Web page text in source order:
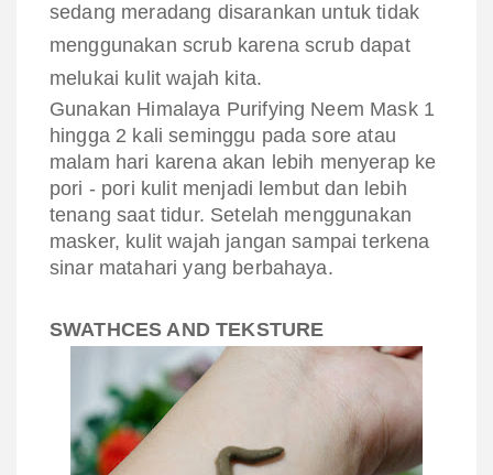
sedang meradang disarankan untuk tidak
menggunakan scrub karena scrub dapat
melukai kulit wajah kita.
Gunakan Himalaya Purifying Neem Mask 1
hingga 2 kali seminggu pada sore atau
malam hari karena akan lebih menyerap ke
pori - pori kulit menjadi lembut dan lebih
tenang saat tidur. Setelah menggunakan
masker, kulit wajah jangan sampai terkena
sinar matahari yang berbahaya.
SWATHCES AND TEKSTURE